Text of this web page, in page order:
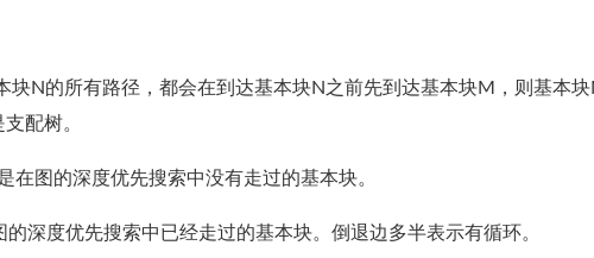
块N的所有路径，都会在到达基本块N之前先到达基本块M，则基本
配树。
在图的深度优先搜索中没有走过的基本块。
深度优先搜索中已经走过的基本块。倒退边多半表示有循环。